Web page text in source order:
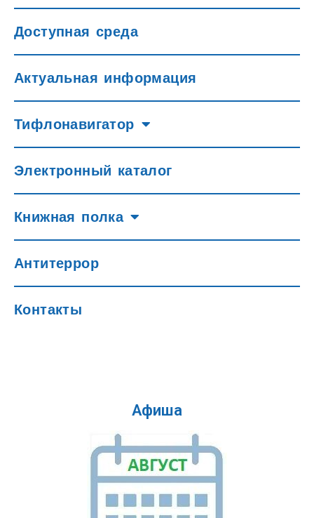
Доступная среда
Актуальная информация
Тифлонавигатор
Электронный каталог
Книжная полка
Антитеррор
Контакты
Афиша